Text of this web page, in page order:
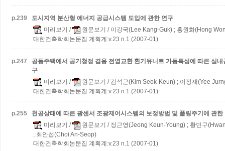
p.239
도시지역 분산형 에너지 공급시스템 도입에 관한 연구
미리보기 / 원문보기 / 이강국(Lee Kang-Guk) ; 홍원화(Hong
대한건축학회논문집 계획계:v.23 n.1 (2007-01)
p.247
공동주택에서 공기청정 겸용 전열교환 환기유니트 가동특성에 따른 실
구
미리보기 / 원문보기 / 김석근(Kim Seok-Keun) ; 이정재(Yee
대한건축학회논문집 계획계:v.23 n.1 (2007-01)
p.255
천공상태에 따른 광센서 조광제어시스템의 보정방법 및 폴링주기에 관한
미리보기 / 원문보기 / 정근영(Jeong Keun-Young) ; 황민구
; 최안섭(Choi An-Seop)
대한건축학회논문집 계획계:v.23 n.1 (2007-01)